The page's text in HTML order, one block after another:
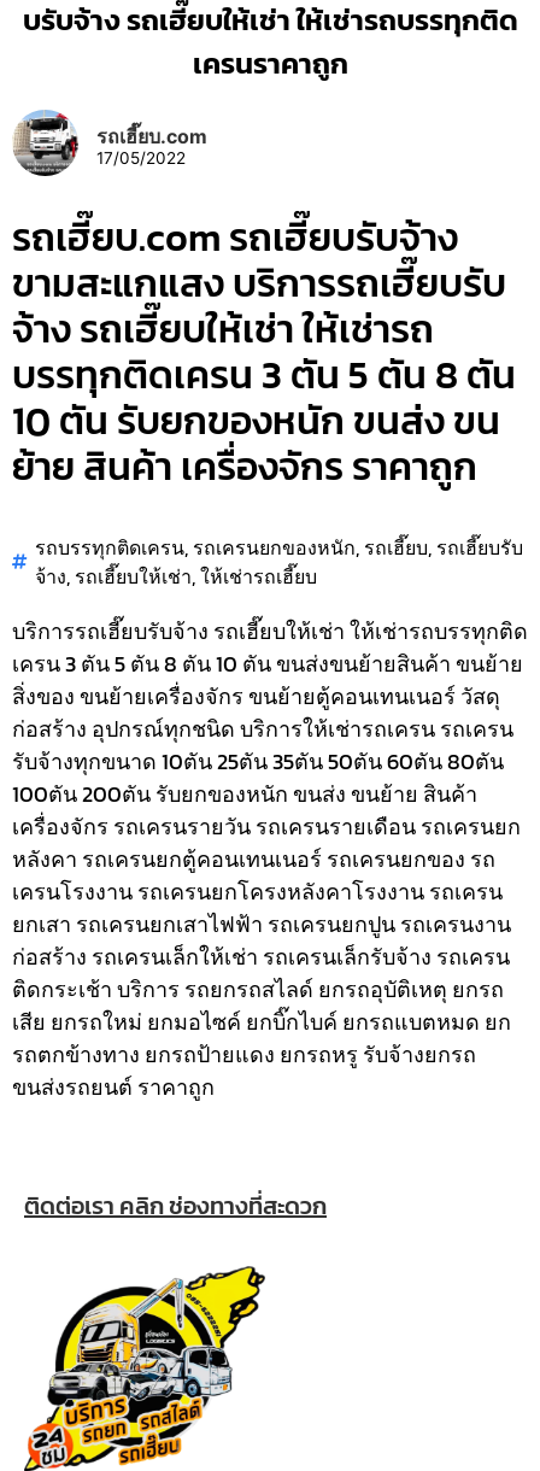
บรับจ้าง รถเฮี๊ยบให้เช่า ให้เช่ารถบรรทุกติด
เครนราคาถูก
รถเฮี๊ยบ.com
17/05/2022
รถเฮี๊ยบ.com รถเฮี๊ยบรับจ้าง
ขามสะแกแสง บริการรถเฮี๊ยบรับ
จ้าง รถเฮี๊ยบให้เช่า ให้เช่ารถ
บรรทุกติดเครน 3 ตัน 5 ตัน 8 ตัน
10 ตัน รับยกของหนัก ขนส่ง ขน
ย้าย สินค้า เครื่องจักร ราคาถูก
รถบรรทุกติดเครน, รถเครนยกของหนัก, รถเฮี๊ยบ, รถเฮี๊ยบรับ
จ้าง, รถเฮี๊ยบให้เช่า,ให้เช่ารถเฮี๊ยบ
บริการรถเฮี๊ยบรับจ้าง รถเฮี๊ยบให้เช่า ให้เช่ารถบรรทุกติด
เครน 3 ตัน 5 ตัน 8 ตัน 10 ตัน ขนส่งขนย้ายสินค้า ขนย้าย
สิ่งของ ขนย้ายเครื่องจักร ขนย้ายตู้คอนเทนเนอร์ วัสดุ
ก่อสร้าง อุปกรณ์ทุกชนิดบริการให้เช่ารถเครน รถเครน
รับจ้างทุกขนาด 10ตัน 25ตัน 35ตัน 50ตัน 60ตัน 80ตัน
100ตัน 200ตัน รับยกของหนัก ขนส่ง ขนย้าย สินค้า
เครื่องจักร รถเครนรายวัน รถเครนรายเดือน รถเครนยก
หลังคา รถเครนยกตู้คอนเทนเนอร์ รถเครนยกของ รถ
เครนโรงงาน รถเครนยกโครงหลังคาโรงงาน รถเครน
ยกเสา รถเครนยกเสาไฟฟ้า รถเครนยกปูน รถเครนงาน
ก่อสร้าง รถเครนเล็กให้เช่า รถเครนเล็กรับจ้าง รถเครน
ติดกระเช้าบริการ รถยกรถสไลด์ ยกรถอุบัติเหตุ ยกรถ
เสีย ยกรถใหม่ ยกมอไซค์ ยกบิ๊กไบค์ ยกรถแบตหมด ยก
รถตกข้างทาง ยกรถป้ายแดง ยกรถหรู รับจ้างยกรถ
ขนส่งรถยนต์ ราคาถูก
ติดต่อเรา คลิก ช่องทางที่สะดวก